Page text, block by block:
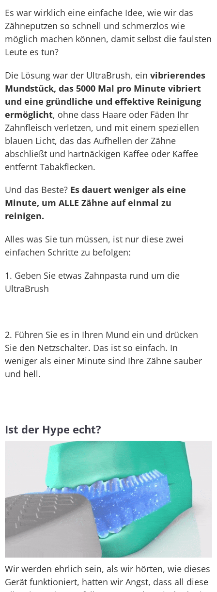
Es war wirklich eine einfache Idee, wie wir das
Zähneputzen so schnell und schmerzlos wie
möglich machen können, damit selbst die faulsten
Leute es tun?
Die Lösung war der UltraBrush, ein vibrierendes
Mundstück, das 5000 Mal pro Minute vibriert
und eine gründliche und effektive Reinigung
ermöglicht, ohne dass Haare oder Fäden Ihr
Zahnfleisch verletzen, und mit einem speziellen
blauen Licht, das das Aufhellen der Zähne
abschließt und hartnäckigen Kaffee oder Kaffee
entfernt Tabakflecken.
Und das Beste? Es dauert weniger als eine
Minute, um ALLE Zähne auf einmal zu
reinigen.
Alles was Sie tun müssen, ist nur diese zwei
einfachen Schritte zu befolgen:
1. Geben Sie etwas Zahnpasta rund um die
UltraBrush
2. Führen Sie es in Ihren Mund ein und drücken
Sie den Netzschalter. Das ist so einfach. In
weniger als einer Minute sind Ihre Zähne sauber
und hell.
Ist der Hype echt?
Wir werden ehrlich sein, als wir hörten, wie dieses
Gerät funktioniert, hatten wir Angst, dass all diese